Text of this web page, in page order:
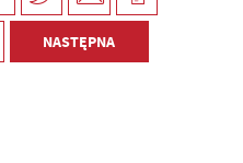
NASTĘPNA